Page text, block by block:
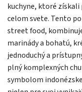
kuchyne, ktoré
celom svete. Tento
street food,
marinády a bohatú,
jednoduchý a
plný komplexných
symbolom